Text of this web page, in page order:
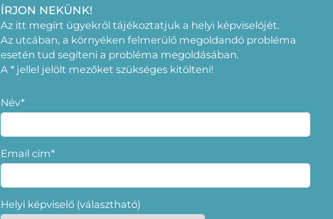
ÍRJON NEKÜNK!
Az itt megírt ügyekről tájékoztatjuk a helyi képviselójét.
Az utcában, a környéken felmerülő megoldandó probléma
esetén tud segíteni a probléma megoldásában.
A * jellel jelölt mezőket szükséges kitölteni!
Név*
Email cím*
Helyi képviselő (választható)